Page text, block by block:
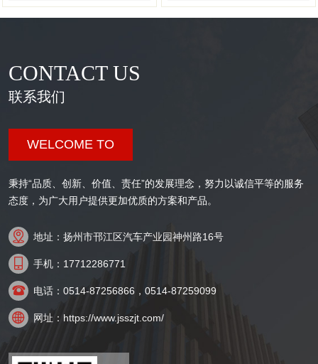
CONTACT US
联系我们
WELCOME TO
秉持“品质、创新、价值、责任”的发展理念，努力以诚信平等的服务
态度，为广大用户提供更加优质的方案和产品。
 地址：扬州市邗江区汽车产业园神州路16号
 手机：17712286771
 电话：0514-87256866，0514-87259099
 网址：https://www.jsszjt.com/